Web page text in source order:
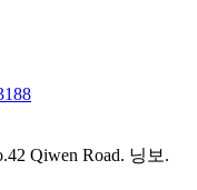
Qiwen Road. 닝보.